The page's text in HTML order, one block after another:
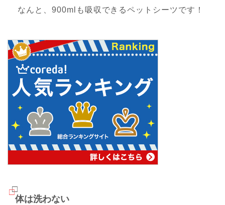
なんと、900mlも吸収できるペットシーツです！
体は洗わない